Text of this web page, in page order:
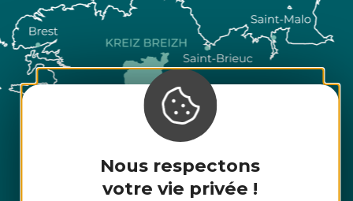
Nous respectons
votre vie privée !